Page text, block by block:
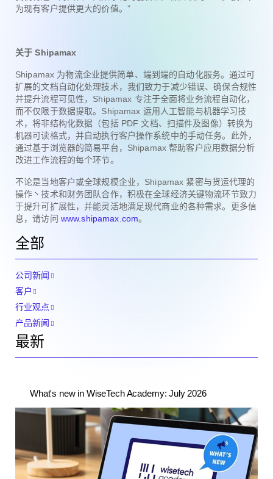
为现有客户提供更大的价值。”
关于 Shipamax
Shipamax 为物流企业提供简单、端到端的自动化服务。通过可
扩展的文档自动化处理技术，我们致力于减少错误、确保合规性
并提升流程可见性，Shipamax 专注于全面将业务流程自动化，
而不仅限于数据提取。Shipamax 运用人工智能与机器学习技
术，将非结构化数据（包括 PDF 文档、扫描件及图像）转换为
机器可读格式，并自动执行客户操作系统中的手动任务。此外，
通过基于浏览器的简易平台，Shipamax 帮助客户应用数据分析
改进工作流程的每个环节。
不论是当地客户或全球规模企业，Shipamax 紧密与货运代理的
操作丶技术和财务团队合作，积极在全球经济关键物流环节致力
于提升可扩展性，并能灵活地满足现代商业的各种需求。更多信
息，请访问 www.shipamax.com。
全部
公司新闻
客户
行业观点
产品新闻
最新
What's new in WiseTech Academy: July 2026